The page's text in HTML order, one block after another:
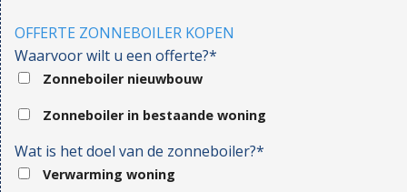
OFFERTE ZONNEBOILER KOPEN
Waarvoor wilt u een offerte?*
Zonneboiler nieuwbouw
Zonneboiler in bestaande woning
Wat is het doel van de zonneboiler?*
Verwarming woning